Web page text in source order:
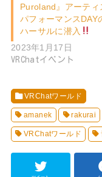
Puroland』アーティ
パフォーマンスDAY
ハーサルに潜入
2023年1月17日
VRChatイベント
VRChatワールド
amanek rakurai
VRChatワールド